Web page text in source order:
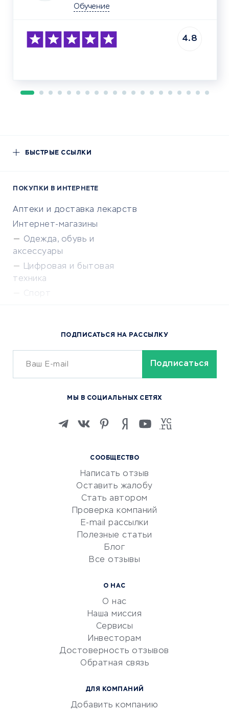
Обучение
4.8
БЫСТРЫЕ ССЫЛКИ
ПОКУПКИ В ИНТЕРНЕТЕ
Аптеки и доставка лекарств
Интернет-магазины
Одежда, обувь и
аксессуары
Цифровая и бытовая
техника
Спорт
Сервисы доставки
ОБУЧЕНИЕ И РАБОТА
Изучение иностранных
Маркетинг и продажи
Репетиторство
Красота и здоровье
Сервисы по поиску работы
Сетевой маркетинг
УСЛУГИ ДЛЯ БИЗНЕСА
документооборот
Юридические компании
СООБЩЕСТВО
Написать отзыв
Оставить жалобу
Стать автором
Проверка компаний
E-mail рассылки
Полезные статьи
Блог
Все отзывы
О НАС
О нас
Наша миссия
Сервисы
Инвесторам
Достоверность отзывов
Обратная связь
ДЛЯ КОМПАНИЙ
Добавить компанию
ПОДПИСАТЬСЯ НА РАССЫЛКУ
МЫ В СОЦИАЛЬНЫХ СЕТЯХ